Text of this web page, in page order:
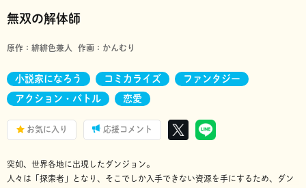
無双の解体師
原作： 緋緋色兼人 作画： かんむり
小説家になろう コミカライズ ファンタジー
アクション・バトル 恋愛
お気に入り 応援コメント
突如、世界各地に出現したダンジョン。
人々は「探索者」となり、そこでしか入手できない資源を手にするため、ダン